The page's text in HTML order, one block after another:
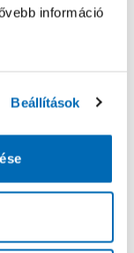
információ
Beállítások